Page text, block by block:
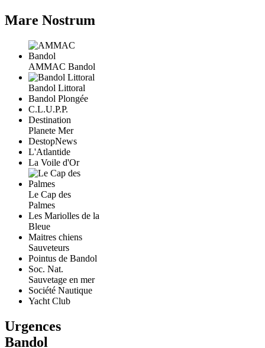
Mare Nostrum
AMMAC Bandol
Bandol Littoral
Bandol Plongée
C.L.U.P.P.
Destination
Planete Mer
DestopNews
L'Atlantide
La Voile d'Or
Le Cap des
Palmes
Les Mariolles de la
Bleue
Maitres chiens
Sauveteurs
Pointus de Bandol
Soc. Nat.
Sauvetage en mer
Société Nautique
Yacht Club
Urgences
Bandol